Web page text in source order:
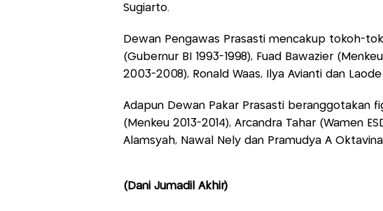
Sugiarto.
Dewan Pengawas Prasasti mencakup tokoh-
(Gubernur BI 1993-1998), Fuad Bawazier
2003-2008), Ronald Waas, Ilya Avianti dan
Adapun Dewan Pakar Prasasti beranggotakan
(Menkeu 2013-2014), Arcandra Tahar (Wamen
Alamsyah, Nawal Nely dan Pramudya A
(Dani Jumadil Akhir)